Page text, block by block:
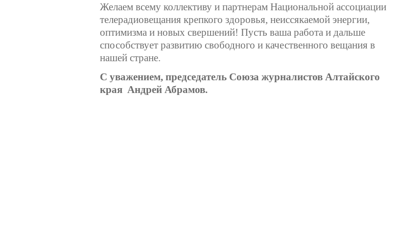
Желаем всему коллективу и партнерам Национальной ассоциации
телерадиовещания крепкого здоровья, неиссякаемой энергии,
оптимизма и новых свершений! Пусть ваша работа и дальше
способствует развитию свободного и качественного вещания в
нашей стране.
С уважением, председатель Союза журналистов Алтайского
края Андрей Абрамов.